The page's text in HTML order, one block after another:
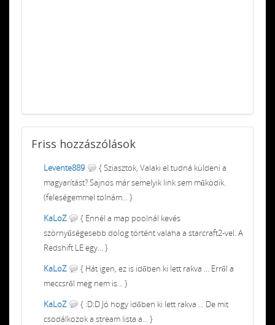
Friss hozzászólások
Levente889
{ Sziasztok, Valaki el tudná küldeni a
magyarítást? Sajnos már semelyik link sem működik.
(feleségemmel tolnám... }
KaLoZ
{ Ennél a map poolnál kevés
szörnyűségesebb dolog történt valaha a starcraft2-vel. A
Redshift LE egy... }
KaLoZ
{ Hát igen, ez is időben ki lett rakva ... Erről a
meccsről meg nem is... }
KaLoZ
{ :D:D Jó hogy időben ki lett rakva ... De mit
csodálkozok a stream lista a... }